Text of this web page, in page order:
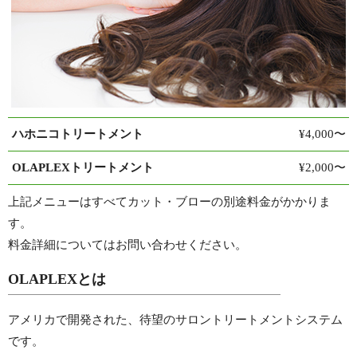
ハホニコトリートメント ¥4,000〜
OLAPLEXトリートメント ¥2,000〜
上記メニューはすべてカット・ブローの別途料金がかかりま
す。
料金詳細についてはお問い合わせください。
OLAPLEXとは
アメリカで開発された、待望のサロントリートメントシステム
です。